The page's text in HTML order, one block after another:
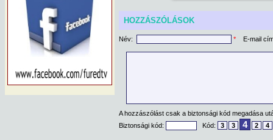
HOZZÁSZÓLÁSOK
Név: * E-mail
A hozzászólást csak a biztonsági kód megadása
Biztonsági kód:
Kód: 3 3 4 2 4